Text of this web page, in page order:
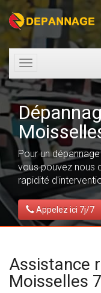
Toggle
navigation
Pour un
vous pouvez nous
rapidité
Appelez ici 7j/7
Assistance
Moisselles